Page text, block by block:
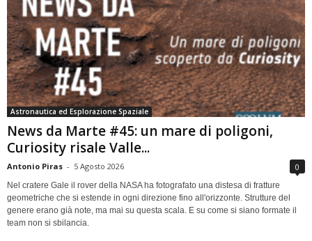
Astronautica ed Esplorazione Spaziale
News da Marte #45: un mare di poligoni,
Curiosity risale Valle...
Antonio Piras - 5 Agosto 2026 0
Nel cratere Gale il rover della NASA ha fotografato una distesa di fratture
geometriche che si estende in ogni direzione fino all'orizzonte. Strutture del
genere erano già note, ma mai su questa scala. E su come si siano formate il
team non si sbilancia.